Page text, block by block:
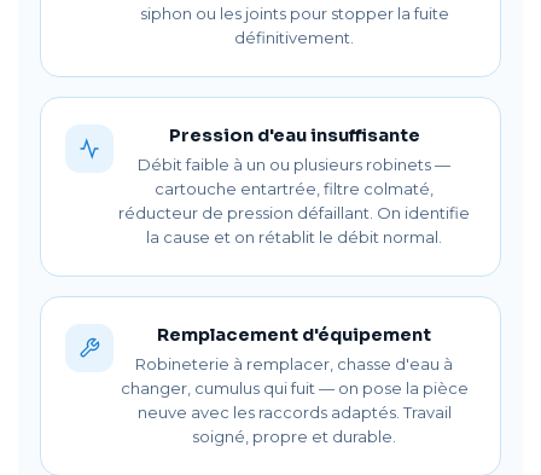
siphon ou les joints pour stopper la fuite
définitivement.
Pression d'eau insuffisante
Débit faible à un ou plusieurs robinets —
cartouche entartrée, filtre colmaté,
réducteur de pression défaillant. On identifie
la cause et on rétablit le débit normal.
Remplacement d'équipement
Robineterie à remplacer, chasse d'eau à
changer, cumulus qui fuit — on pose la pièce
neuve avec les raccords adaptés. Travail
soigné, propre et durable.